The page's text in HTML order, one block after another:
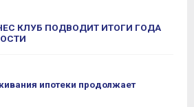
КЛУБ ПОДВОДИТ ИТОГИ ГОДА
ипотеки продолжает